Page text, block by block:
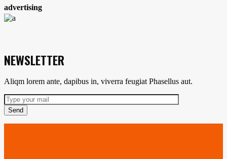
advertising
NEWSLETTER
Aliqm lorem ante, dapibus in, viverra feugiat Phasellus aut.
Send